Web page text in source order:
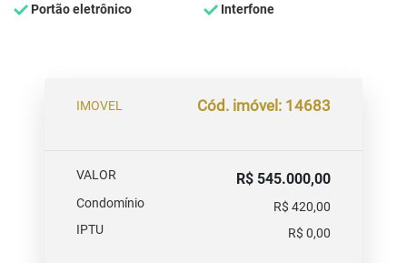
Portão eletrônico Interfone
IMOVEL Cód. imóvel: 14683
VALOR R$ 545.000,00
Condomínio
R$ 420,00
IPTU
R$ 0,00